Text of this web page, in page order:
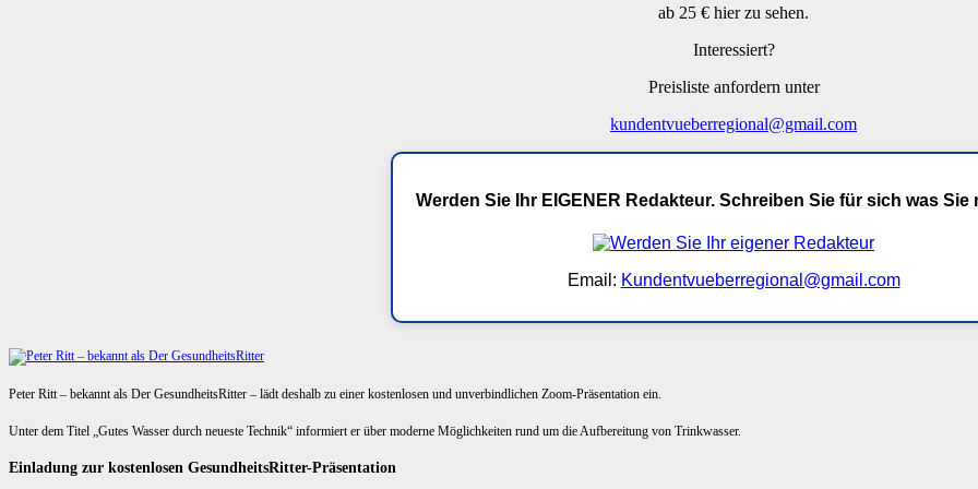
ab 25 € hier zu sehen.
Interessiert?
Preisliste anfordern unter
kundentvueberregional@gmail.com
Werden Sie Ihr EIGENER Redakteur. Schreiben Sie für sich was Sie
Email: Kundentvueberregional@gmail.com
Peter Ritt – bekannt als Der GesundheitsRitter – lädt deshalb zu einer kostenlosen und unverbindlichen Zoom-Präsentation ein.
Unter dem Titel „Gutes Wasser durch neueste Technik“ informiert er über moderne Möglichkeiten rund um die Aufbereitung von Trinkwasser.
Einladung zur kostenlosen GesundheitsRitter-Präsentation